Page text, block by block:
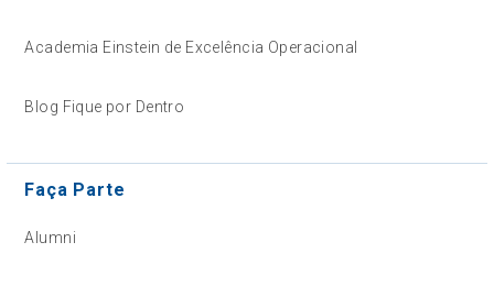
Academia Einstein de Excelência Operacional
Blog Fique por Dentro
Faça Parte
Alumni